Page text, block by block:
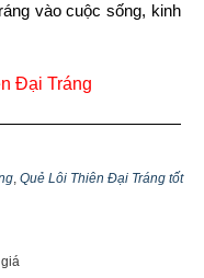
vào cuộc sống, kinh
Đại Tráng
, Quẻ Lôi Thiên Đại Tráng tốt